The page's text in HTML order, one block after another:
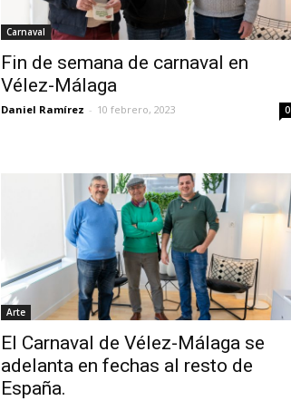
Carnaval
Fin de semana de carnaval en
Vélez-Málaga
Daniel Ramírez - 10 febrero, 2023 0
Arte
El Carnaval de Vélez-Málaga se
adelanta en fechas al resto de
España.